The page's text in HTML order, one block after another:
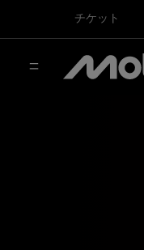
チケット